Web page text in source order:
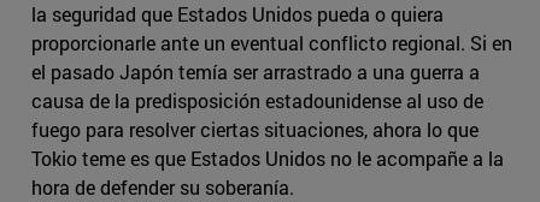
la seguridad que Estados Unidos pueda o quiera
proporcionarle ante un eventual conflicto regional. Si en
el pasado Japón temía ser arrastrado a una guerra a
causa de la predisposición estadounidense al uso de
fuego para resolver ciertas situaciones, ahora lo que
Tokio teme es que Estados Unidos no le acompañe a la
hora de defender su soberanía.